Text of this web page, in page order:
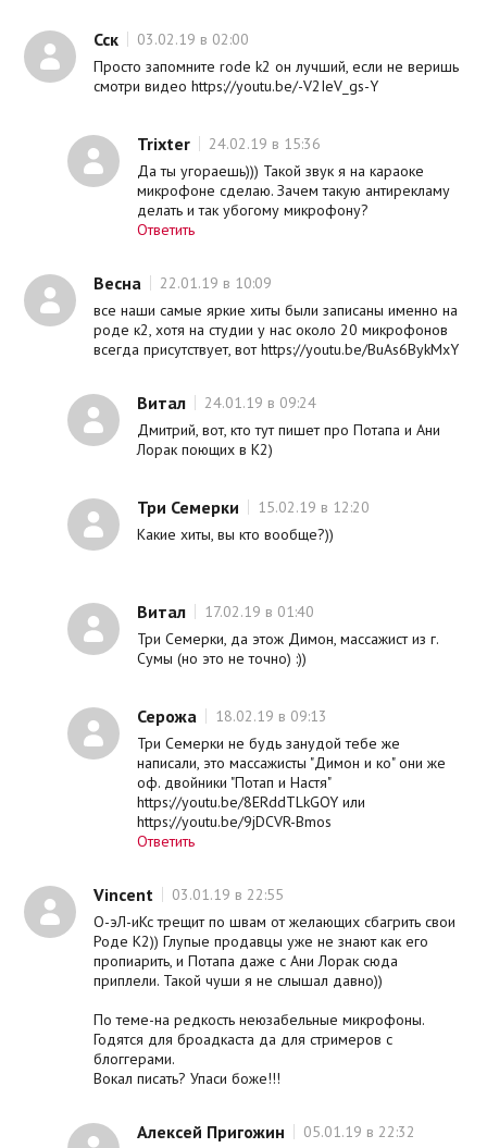
Сск
03.02.19 в 02:00
Просто запомните rode k2 он лучший, если не веришь
смотри видео https://youtu.be/-V2IeV_gs-Y
Trixter
24.02.19 в 15:36
Да ты угораешь))) Такой звук я на караоке
микрофоне сделаю. Зачем такую антирекламу
делать и так убогому микрофону?
Ответить
Весна
22.01.19 в 10:09
все наши самые яркие хиты были записаны именно на
роде к2, хотя на студии у нас около 20 микрофонов
всегда присутствует, вот https://youtu.be/BuAs6BykMxY
Витал
24.01.19 в 09:24
Дмитрий, вот, кто тут пишет про Потапа и Ани
Лорак поющих в К2)
Три Семерки
15.02.19 в 12:20
Какие хиты, вы кто вообще?))
Витал
17.02.19 в 01:40
Три Семерки, да этож Димон, массажист из г.
Сумы (но это не точно) :))
Серожа
18.02.19 в 09:13
Три Семерки не будь занудой тебе же
написали, это массажисты "Димон и ко" они же
оф. двойники "Потап и Настя"
https://youtu.be/8ERddTLkGOY или
https://youtu.be/9jDCVR-Bmos
Ответить
Vincent
03.01.19 в 22:55
О-эЛ-иКс трещит по швам от желающих сбагрить свои
Роде К2)) Глупые продавцы уже не знают как его
пропиарить, и Потапа даже с Ани Лорак сюда
приплели. Такой чуши я не слышал давно))
По теме-на редкость неюзабельные микрофоны.
Годятся для броадкаста да для стримеров с
блоггерами.
Вокал писать? Упаси боже!!!
Алексей Пригожин
05.01.19 в 22:32